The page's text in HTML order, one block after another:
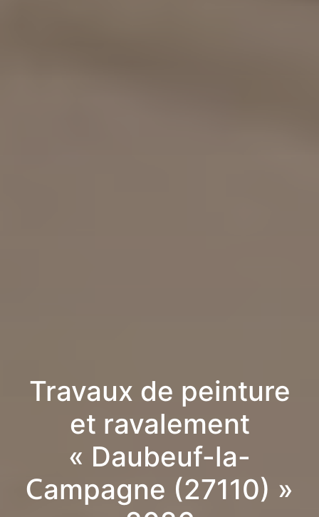
Travaux de peinture
et ravalement
« Daubeuf-la-
Campagne (27110) »